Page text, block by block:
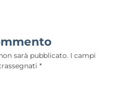
sarà pubblicato. I campi
*